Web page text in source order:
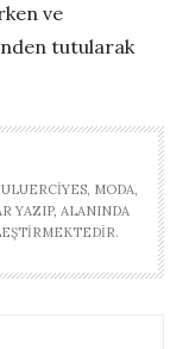
ve
tutularak
MODA,
YAZIP, ALANINDA